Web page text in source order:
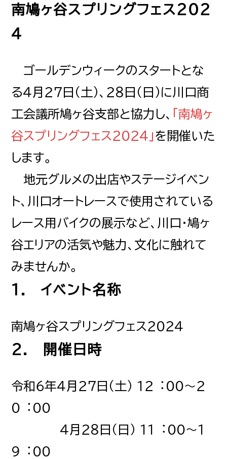
川口元郷
かわぐちもとごう
あかばねいわぶち
乗車券・PASMO
よくあるご質問
お忘れ物について
電車運行情報
NEWSお知らせ
CORPORATE
FOR BUSINESS
南鳩ヶ谷スプリングフェス２０２
４
ゴールデンウィークのスタートとな
る４月２７日（土）、２８日（日）に川口商
工会議所鳩ヶ谷支部と協力し、 「南鳩ヶ
谷スプリングフェス２０２４」 を開催いた
します。
地元グルメの出店やステージイベン
ト、川口オートレースで使用されている
レース用バイクの展示など、川口・鳩ヶ
谷エリアの活気や魅力、文化に触れて
みませんか。
1. イベント名称
南鳩ヶ谷スプリングフェス２０２４
2. 開催日時
令和６年４月２７日（土） １２︓００～２
０︓００
４月２８日（日） １１︓００～１
９︓００